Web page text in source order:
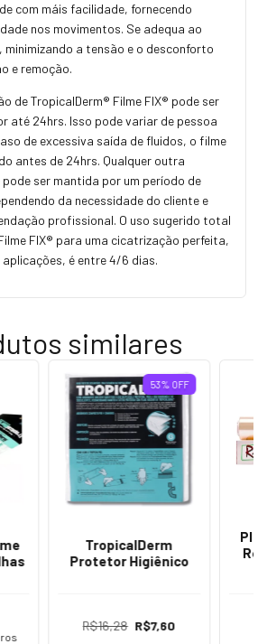
com máis facilidade, fornecendo
nos movimentos. Se adequa ao
a tensão e o desconforto
e remoção.
de TropicalDerm® Filme FIX® pode ser
até 24hrs. Isso pode variar de pessoa
de excessiva saída de fluidos, o filme
antes de 24hrs. Qualquer outra
ser mantida por um período de
da necessidade do cliente e
profissional. O uso sugerido total
FIX® para uma cicatrização perfeita,
é entre 4/6 dias.
similares
53% OFF
TropicalDerm
Protetor Higiênico
R$16,28 R$7,60